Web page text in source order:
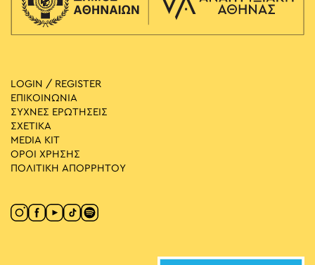
LOGIN / REGISTER
ΕΠΙΚΟΙΝΩΝΙΑ
ΣΥΧΝΕΣ ΕΡΩΤΗΣΕΙΣ
ΣΧΕΤΙΚΑ
MEDIA ΚIT
ΟΡΟΙ ΧΡΗΣΗΣ
ΠΟΛΙΤΙΚΗ ΑΠΟΡΡΗΤΟΥ